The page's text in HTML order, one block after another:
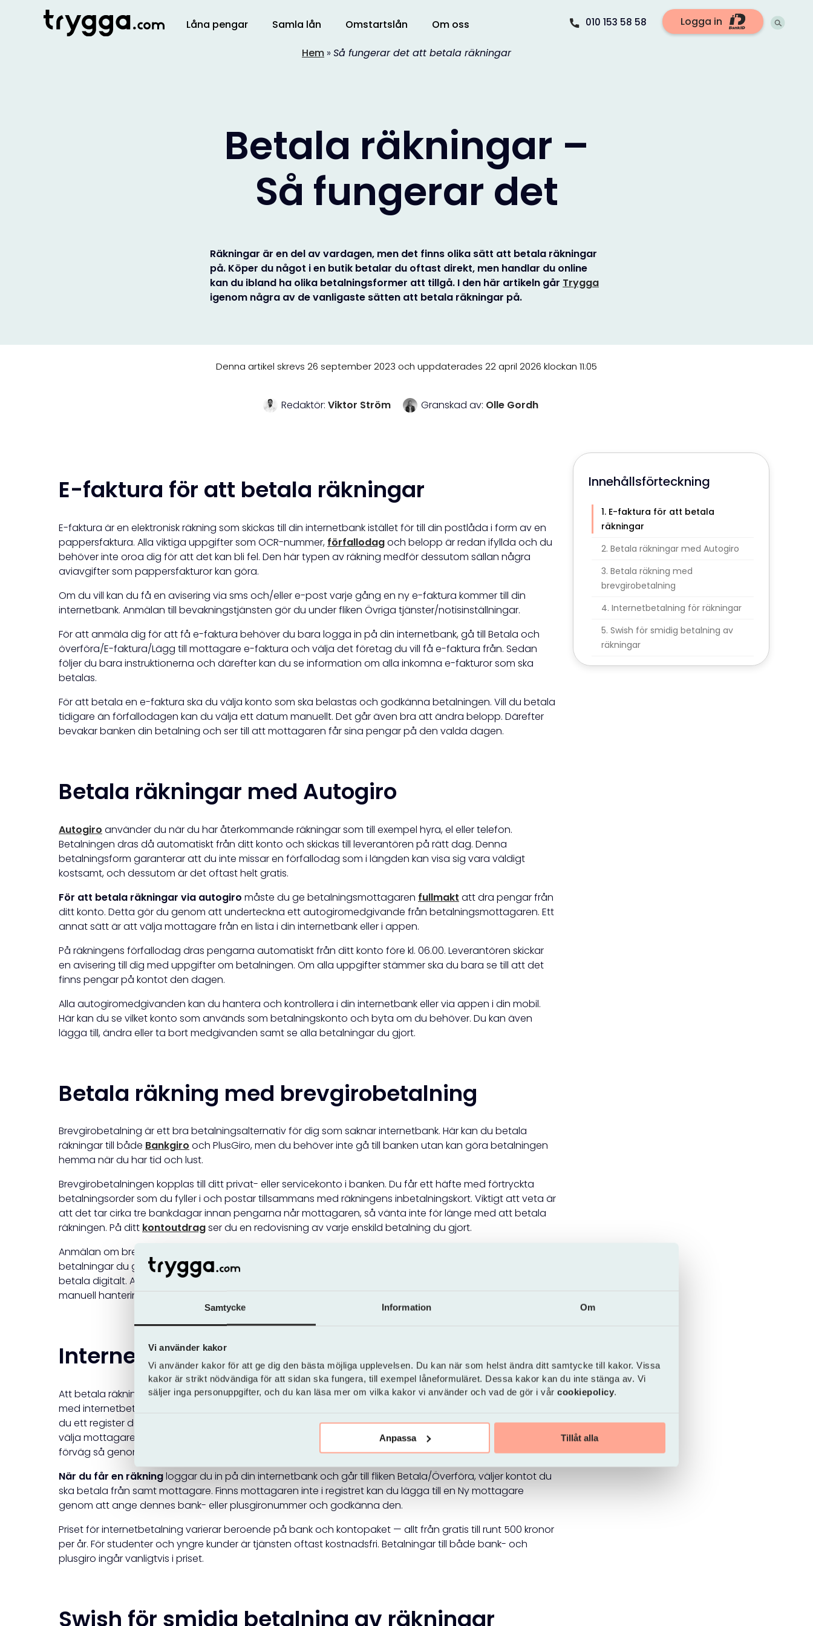
Samtycke Information Om
Vi använder kakor
Vi använder kakor för att ge dig den bästa möjliga upplevelsen. Du kan när som helst ändra ditt samtycke till kakor. Vissa
kakor är strikt nödvändiga för att sidan ska fungera, till exempel låneformuläret. Dessa kakor kan du inte stänga av. Vi
säljer inga personuppgifter, och du kan läsa mer om vilka kakor vi använder och vad de gör i vår cookiepolicy.
Anpassa Tillåt alla
Låna pengar Samla lån Omstartslån Om oss 010 153 58 58 Logga in
Hem » Så fungerar det att betala räkningar
Betala räkningar –
Så fungerar det
Räkningar är en del av vardagen, men det finns olika sätt att betala räkningar
på. Köper du något i en butik betalar du oftast direkt, men handlar du online
kan du ibland ha olika betalningsformer att tillgå. I den här artikeln går Trygga
igenom några av de vanligaste sätten att betala räkningar på.
Denna artikel skrevs 26 september 2023 och uppdaterades 22 april 2026 klockan 11:05
Redaktör: Viktor Ström Granskad av: Olle Gordh
Innehållsförteckning
E-faktura för att betala
räkningar
Betala räkningar med Autogiro
Betala räkning med
brevgirobetalning
Internetbetalning för räkningar
Swish för smidig betalning av
räkningar
E-faktura för att betala räkningar
E-faktura är en elektronisk räkning som skickas till din internetbank istället för till din postlåda i form av en
pappersfaktura. Alla viktiga uppgifter som OCR-nummer, förfallodagoch belopp är redan ifyllda och du
behöver inte oroa dig för att det kan bli fel. Den här typen av räkning medför dessutom sällan några
aviavgifter som pappersfakturor kan göra.
Om du vill kan du få en avisering via sms och/eller e-post varje gång en ny e-faktura kommer till din
internetbank. Anmälan till bevakningstjänsten gör du under fliken Övriga tjänster/notisinställningar.
För att anmäla dig för att få e-faktura behöver du bara logga in på din internetbank, gå till Betala och
överföra/E-faktura/Lägg till mottagare e-faktura och välja det företag du vill få e-faktura från. Sedan
följer du bara instruktionerna och därefter kan du se information om alla inkomna e-fakturor som ska
betalas.
För att betala en e-faktura ska du välja konto som ska belastas och godkänna betalningen. Vill du betala
tidigare än förfallodagen kan du välja ett datum manuellt. Det går även bra att ändra belopp. Därefter
bevakar banken din betalning och ser till att mottagaren får sina pengar på den valda dagen.
Betala räkningar med Autogiro
Autogiro använder du när du har återkommande räkningar som till exempel hyra, el eller telefon.
Betalningen dras då automatiskt från ditt konto och skickas till leverantören på rätt dag. Denna
betalningsform garanterar att du inte missar en förfallodag som i längden kan visa sig vara väldigt
kostsamt, och dessutom är det oftast helt gratis.
För att betala räkningar via autogiro måste du ge betalningsmottagaren fullmakt att dra pengar från
ditt konto. Detta gör du genom att underteckna ett autogiromedgivande från betalningsmottagaren. Ett
annat sätt är att välja mottagare från en lista i din internetbank eller i appen.
På räkningens förfallodag dras pengarna automatiskt från ditt konto före kl. 06.00. Leverantören skickar
en avisering till dig med uppgifter om betalningen. Om alla uppgifter stämmer ska du bara se till att det
finns pengar på kontot den dagen.
Alla autogiromedgivanden kan du hantera och kontrollera i din internetbank eller via appen i din mobil.
Här kan du se vilket konto som används som betalningskonto och byta om du behöver. Du kan även
lägga till, ändra eller ta bort medgivanden samt se alla betalningar du gjort.
Betala räkning med brevgirobetalning
Brevgirobetalning är ett bra betalningsalternativ för dig som saknar internetbank. Här kan du betala
räkningar till både Bankgiro och PlusGiro, men du behöver inte gå till banken utan kan göra betalningen
hemma när du har tid och lust.
Brevgirobetalningen kopplas till ditt privat- eller servicekonto i banken. Du får ett häfte med förtryckta
betalningsorder som du fyller i och postar tillsammans med räkningens inbetalningskort. Viktigt att veta är
att det tar cirka tre bankdagar innan pengarna når mottagaren, så vänta inte för länge med att betala
räkningen. På ditt kontoutdragser du en redovisning av varje enskild betalning du gjort.
Anmälan om brevgiro gör du hos din bank, och kostnaden varierar beroende på bank och hur många
betalningar du gör. I snitt innebär brevgiro en extra kostnad på omkring 300 kronor per år jämfört med att
betala digitalt. Alla banker erbjuder dock inte längre tjänsten – bland annat eftersom den kräver mer
manuell hantering – så det kan vara värt att kontrollera vad som gäller just hos din bank.
Internetbetalning för räkningar
Att betala räkningar oberoende av tid och plats är nog ett av de bekvämaste sätten och just det får du
med internetbetalningen. I din internetbank (antingen via datorn eller via bankens app i mobilen) skapar
du ett register där du samlar alla dina betalningsmottagare. När du ska betala en räkning är det bara att
välja mottagare, ange betalningsdatum,
och godkänna. Du kan lägga in betalningarna i
förväg så genomförs de på rätt dag.
När du får en räkningloggar du in på din internetbank och går till fliken Betala/Överföra, väljer kontot du
ska betala från samt mottagare. Finns mottagaren inte i registret kan du lägga till en Ny mottagare
genom att ange dennes bank- eller plusgironummer och godkänna den.
Priset för internetbetalning varierar beroende på bank och kontopaket — allt från gratis till runt 500 kronor
per år. För studenter och yngre kunder är tjänsten oftast kostnadsfri. Betalningar till både bank- och
plusgiro ingår vanligtvis i priset.
Swish för smidig betalning av räkningar